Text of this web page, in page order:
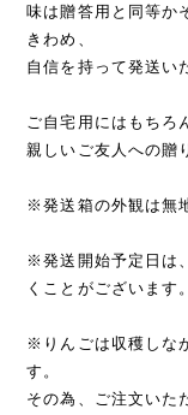
味は贈答用と同等か
きわめ、
自信を持って発送い
ご自宅用にはもちろ
親しいご友人への贈
※発送箱の外観は無
※発送開始予定日は
くことがございます。
※りんごは収穫しな
す。
その為、ご注文いた